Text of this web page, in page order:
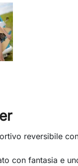
reversibile
con fantasia e